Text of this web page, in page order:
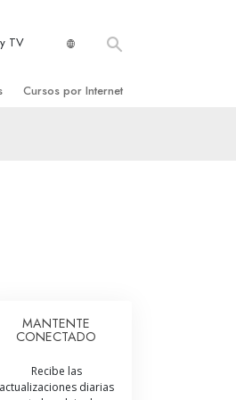
TV
Cursos por Internet
Honestidad
MANTENTE
CONECTADO
Recibe las
actualizaciones diarias